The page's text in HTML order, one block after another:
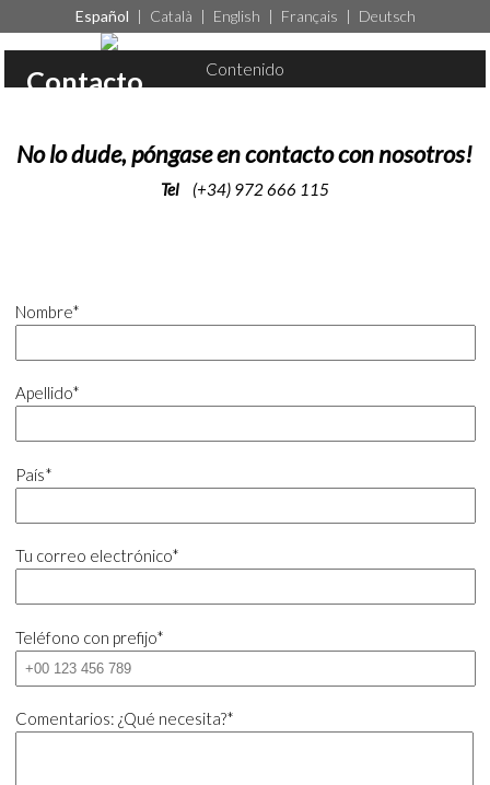
Español | Català | English | Français | Deutsch
Contenido
Contacto
No lo dude, póngase en contacto con nosotros!
Tel(+34) 972 666 115
Nombre*
Apellido*
País*
Tu correo electrónico*
Teléfono con prefijo*
Comentarios: ¿Qué necesita?*